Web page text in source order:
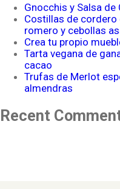
Gnocchis y Salsa de
Costillas de
romero y cebollas
Crea tu propio
Tarta vegana de
cacao
Trufas de Merlot
almendras
Recent